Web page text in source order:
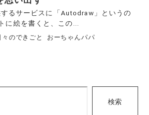
るサービスに「Autodraw」というの
に絵を書くと、この...
々のできごと おーちゃんパパ
検索